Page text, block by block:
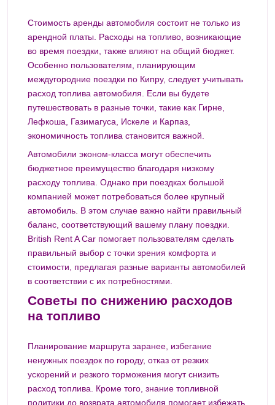
Стоимость аренды автомобиля состоит не только из
арендной платы. Расходы на топливо, возникающие
во время поездки, также влияют на общий бюджет.
Особенно пользователям, планирующим
междугородние поездки по Кипру, следует учитывать
расход топлива автомобиля. Если вы будете
путешествовать в разные точки, такие как Гирне,
Лефкоша, Газимагуса, Искеле и Карпаз,
экономичность топлива становится важной.
Автомобили эконом-класса могут обеспечить
бюджетное преимущество благодаря низкому
расходу топлива. Однако при поездках большой
компанией может потребоваться более крупный
автомобиль. В этом случае важно найти правильный
баланс, соответствующий вашему плану поездки.
British Rent A Car помогает пользователям сделать
правильный выбор с точки зрения комфорта и
стоимости, предлагая разные варианты автомобилей
в соответствии с их потребностями.
Советы по снижению расходов
на топливо
Планирование маршрута заранее, избегание
ненужных поездок по городу, отказ от резких
ускорений и резкого торможения могут снизить
расход топлива. Кроме того, знание топливной
политики до возврата автомобиля помогает избежать